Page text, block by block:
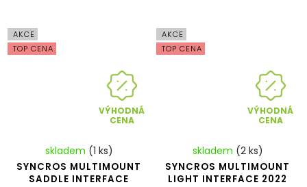
AKCE
TOP CENA
VÝHODNÁ
CENA
SYNCROS MULTIMOUNT
SADDLE INTERFACE
skladem (1 ks)
AKCE
TOP CENA
VÝHODNÁ
CENA
SYNCROS MULTIMOUNT
LIGHT INTERFACE 2022
skladem (2 ks)